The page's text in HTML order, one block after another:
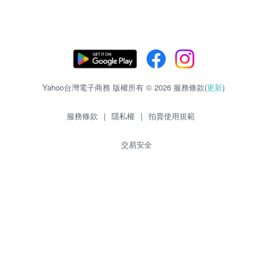
Yahoo台灣電子商務 版權所有 © 2026 服務條款(更新)
服務條款 | 隱私權 | 拍賣使用規範
交易安全